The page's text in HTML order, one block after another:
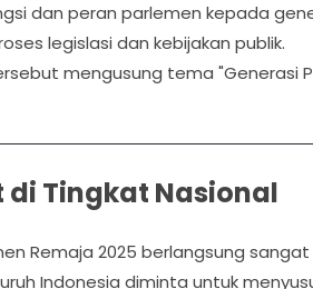
dan peran parlemen kepada
legislasi dan kebijakan publik.
mengusung tema "Generasi
di Tingkat Nasional
Remaja 2025 berlangsung
Indonesia diminta untuk